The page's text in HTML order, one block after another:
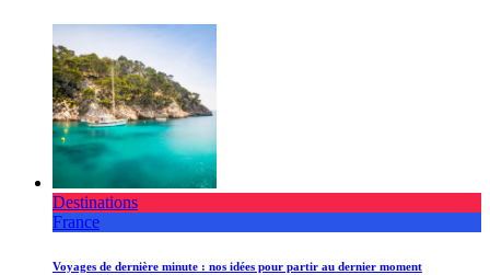
Destinations
France
Voyages de dernière minute : nos idées pour partir au dernier moment